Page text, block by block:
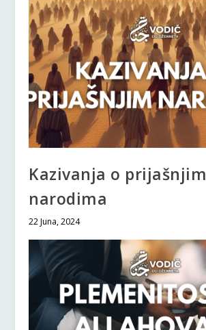
Kazivanja o prijašnjim
narodima
22 Juna, 2024